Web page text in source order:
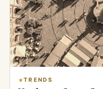
TRENDS